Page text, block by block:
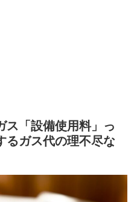
ス「設備使用料」っ
るガス代の理不尽な